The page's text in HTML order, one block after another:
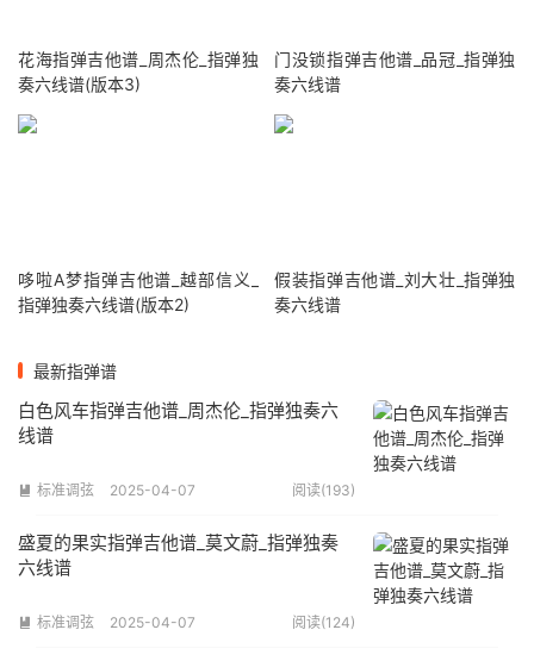
花海指弹吉他谱_周杰伦_指弹独
奏六线谱(版本3)
门没锁指弹吉他谱_品冠_指弹独
奏六线谱
哆啦A梦指弹吉他谱_越部信义_
指弹独奏六线谱(版本2)
假装指弹吉他谱_刘大壮_指弹独
奏六线谱
最新指弹谱
白色风车指弹吉他谱_周杰伦_指弹独奏六
线谱
 标准调弦 2025-04-07 阅读(193)
盛夏的果实指弹吉他谱_莫文蔚_指弹独奏
六线谱
 标准调弦 2025-04-07 阅读(124)